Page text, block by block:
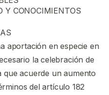
Y CONOCIMIENTOS
aportación en especie en
la celebración de
que acuerde un aumento
del artículo 182